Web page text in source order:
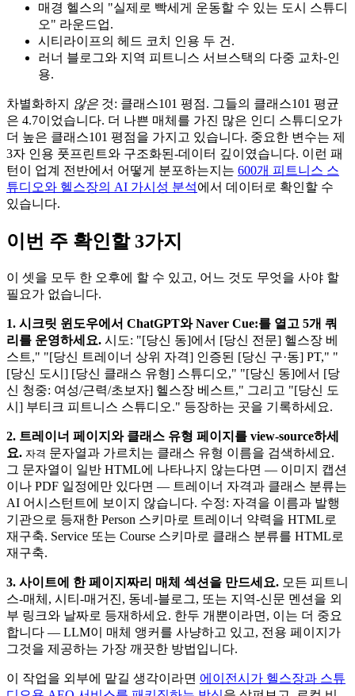
매경 헬스의 "실제로 빡세게 운동할 수 있는 도시 스튜디
오" 라운드업.
시티라이프의 헤드 코치 인용 두 건.
러너 블로그와 지역 피트니스 서브스택의 다중 교차-인
용.
차별화하지 않은 것: 클래스101 평점. 그들의 클래스101 평균
은 4.7이었습니다. 더 나쁜 매체를 가진 많은 인디 스튜디오가
더 높은 클래스101 평점을 가지고 있습니다. 중요한 변수는 제
3자 인용 풋프린트와 구조화된-데이터 깊이였습니다. 이런 패
턴이 업계 전반에서 어떻게 분포하는지는 600개 피트니스 스
튜디오와 헬스장의 AI 가시성 분석에서 데이터로 확인할 수
있습니다.
이번 주 확인할 3가지
이 셋을 모두 한 오후에 할 수 있고, 어느 것도 무엇을 사야 할
필요가 없습니다.
1. 시크릿 윈도우에서 ChatGPT와 Naver Cue:를 열고 5개 쿼
리를 운영하세요. 시도: "[당신 동]에서 [당신 전문] 헬스장 베
스트," "[당신 트레이너 상위 자격] 인증된 [당신 구·동] PT," "
[당신 도시] [당신 클래스 유형] 스튜디오," "[당신 동]에서 [당
신 청중: 여성/근력/초보자] 헬스장 베스트," 그리고 "[당신 도
시] 부티크 피트니스 스튜디오." 등장하는 곳을 기록하세요.
2. 트레이너 페이지와 클래스 유형 페이지를 view-source하세
요. 자격 문자열과 가르치는 클래스 유형 이름을 검색하세요.
그 문자열이 일반 HTML에 나타나지 않는다면 — 이미지 캡션
이나 PDF 일정에만 있다면 — 트레이너 자격과 클래스 분류는
AI 어시스턴트에 보이지 않습니다. 수정: 자격을 이름과 발행
기관으로 등재한 Person 스키마로 트레이너 약력을 HTML로
재구축. Service 또는 Course 스키마로 클래스 분류를 HTML로
재구축.
3. 사이트에 한 페이지짜리 매체 섹션을 만드세요. 모든 피트니
스-매체, 시티-매거진, 동네-블로그, 또는 지역-신문 멘션을 외
부 링크와 날짜로 등재하세요. 한두 개뿐이라면, 이는 더 중요
합니다 — LLM이 매체 앵커를 사냥하고 있고, 전용 페이지가
그것을 제공하는 가장 깨끗한 방법입니다.
이 작업을 외부에 맡길 생각이라면 에이전시가 헬스장과 스튜